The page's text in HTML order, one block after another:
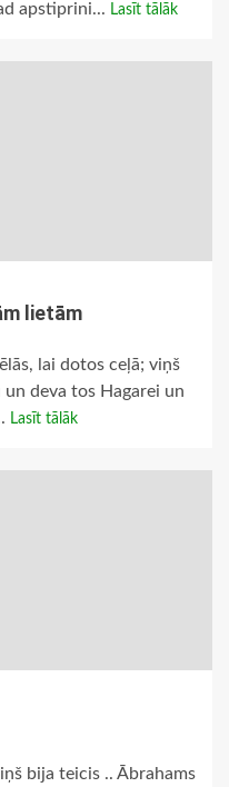
apstiprini... Lasīt tālāk
lietām
lai dotos ceļā; viņš
deva tos Hagarei un
Lasīt tālāk
bija teicis .. Ābrahams